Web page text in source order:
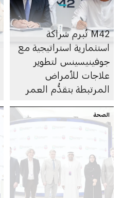
M42 تُبرم شراكة
استثمارية استراتيجية مع
جوفينيسينس لتطوير
علاجات للأمراض
المرتبطة بتقدُّم العمر
الصحة